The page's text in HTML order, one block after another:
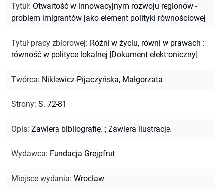
Tytuł: Otwartość w innowacyjnym rozwoju regionów -
problem imigrantów jako element polityki równościowej
Tytuł pracy zbiorowej: Różni w życiu, równi w prawach :
równość w polityce lokalnej [Dokument elektroniczny]
Twórca: Niklewicz-Pijaczyńska, Małgorzata
Strony: S. 72-81
Opis: Zawiera bibliografię. ; Zawiera ilustracje.
Wydawca: Fundacja Grejpfrut
Miejsce wydania: Wrocław